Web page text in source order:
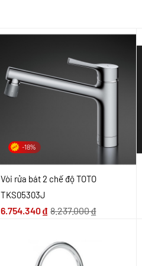
-18%
Vòi rửa bát 2 chế độ TOTO
TKS05303J
6.754.340₫ 8.237.000₫